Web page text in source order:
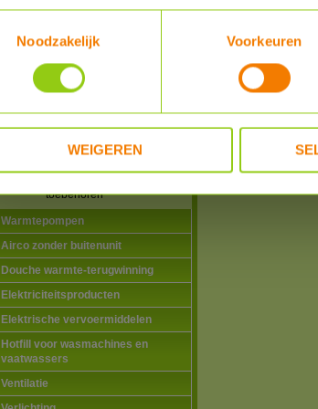
Noodzakelijk
Voorkeuren
WEIGEREN
Glycol, solar vloeistof en
Expansievaten en
toebehoren
Hoge Temperatuur buis-
isolatie
Inlaatcombinaties,
toebehoren
Warmtepompen
Airco zonder buitenunit
Douche warmte-terugwinning
Elektriciteitsproducten
Elektrische vervoermiddelen
Hotfill voor wasmachines en
vaatwassers
Ventilatie